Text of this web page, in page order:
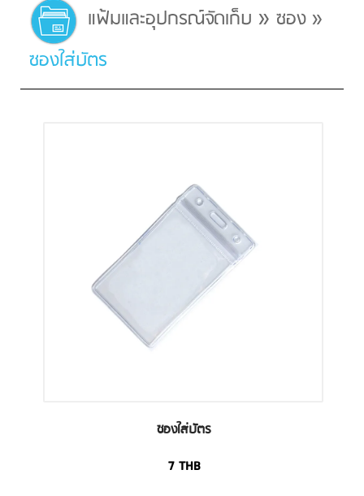
แฟ้มและอุปกรณ์จัดเก็บ » ซอง »
ซองใส่บัตร
ซองใส่บัตร
7 THB